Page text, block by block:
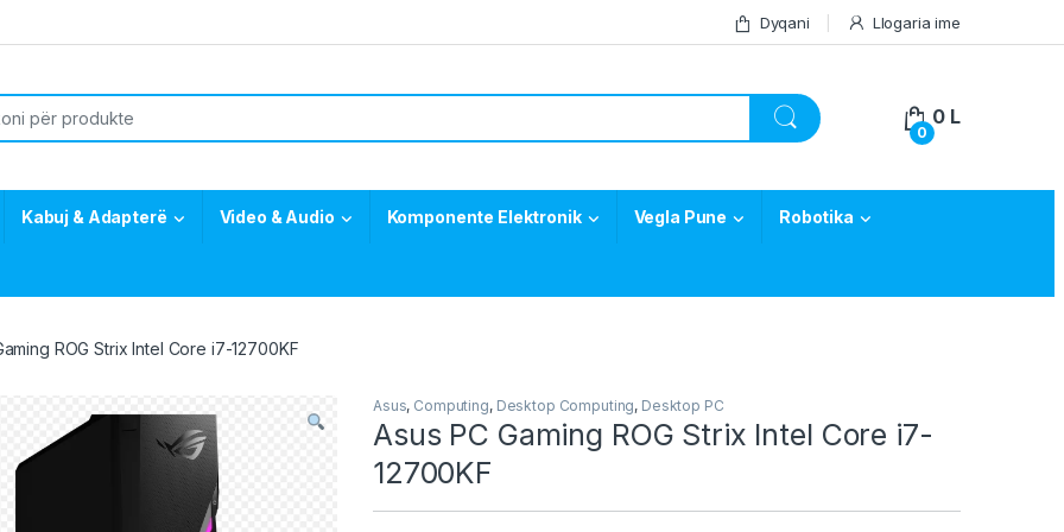
Dyqani Llogaria ime
0
0 L
Kabuj & Adapterë Video & Audio Komponente Elektronik Vegla Pune Robotika
ROG Strix Intel Core i7-12700KF
Asus, Computing, Desktop Computing, Desktop PC
Asus PC Gaming ROG Strix Intel Core i7-
12700KF